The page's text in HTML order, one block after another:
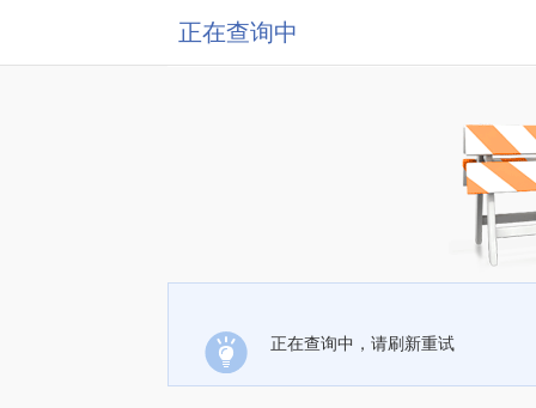
正在查询中
正在查询中，请刷新重试